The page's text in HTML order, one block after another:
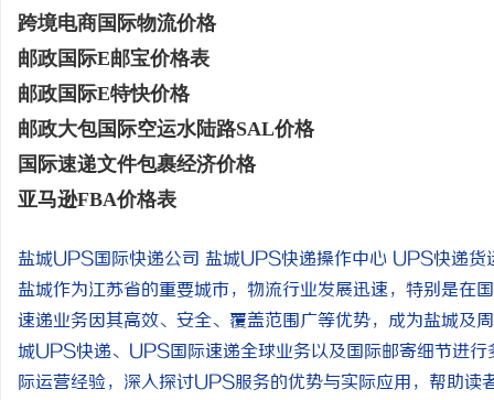
跨境电商国际物流价格
邮政国际E邮宝价格表
邮政国际E特快价格
邮政大包国际空运水陆路SAL价格
国际速递文件包裹经济价格
亚马逊FBA价格表
盐城UPS国际快递公司 盐城UPS快递操作中心 UPS快递货
盐城作为江苏省的重要城市，物流行业发展迅速，特别是在
速递业务因其高效、安全、覆盖范围广等优势，成为盐城及
城UPS快递、UPS国际速递全球业务以及国际邮寄细节进
际运营经验，深入探讨UPS服务的优势与实际应用，帮助读